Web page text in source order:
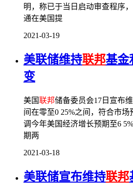
明，称已于当日启动审查程序
通在美国提
2021-03-19
美联储维持联邦基金
变
美国联邦储备委员会17日宣布
间在零至0 25%之间，符合市
调今年美国经济增长预期至6
期两
2021-03-18
美联储宣布维持联邦